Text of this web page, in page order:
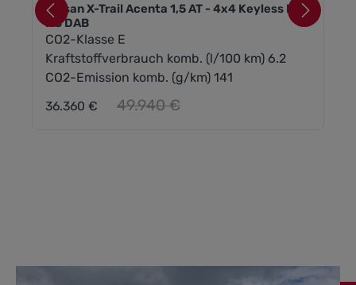
Nissan X-Trail Acenta 1,5 AT - 4x4 Keyless LED
NC DAB
CO2-Klasse E
Kraftstoffverbrauch komb. (l/100 km) 6.2
CO2-Emission komb. (g/km) 141
Regulärer Preis:
36.360 € 49.940 €